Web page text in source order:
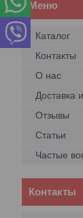
Каталог
Контакты
О нас
Доставка
Отзывы
Статьи
Частые
Контакты